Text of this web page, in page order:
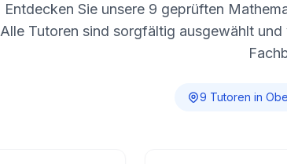
Entdecken Sie unsere 9 geprüften
Alle Tutoren sind sorgfältig ausgewählt
9 Tutoren in